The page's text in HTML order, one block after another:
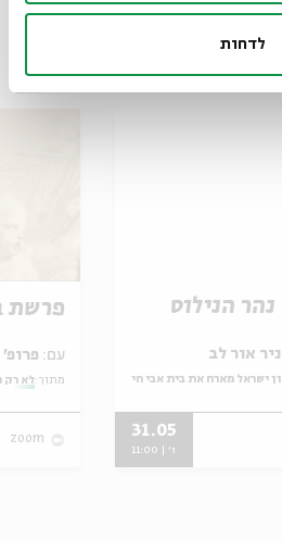
לדחות
בנושא
הנילוס
ישראל מארח את בית אבי חי
31.05
ו' | 11:00
פרשת
עם:
מתוך: לא רק
zoom